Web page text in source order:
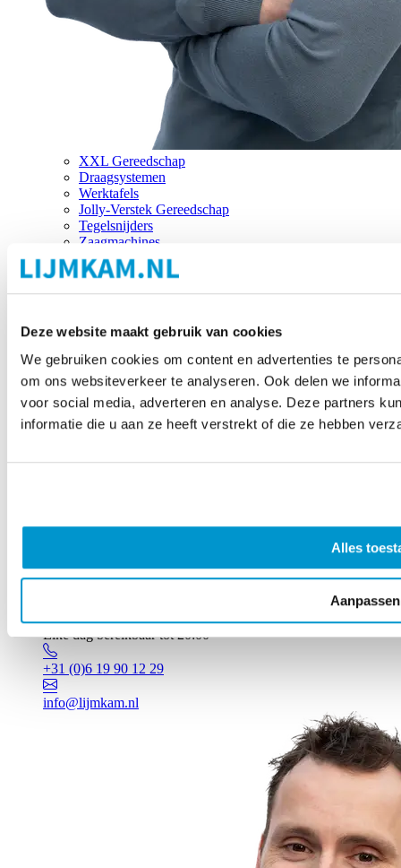
Deze website maakt gebruik van cookies
We gebruiken cookies om content en advertenties te
om ons websiteverkeer te analyseren. Ook delen we
voor social media, adverteren en analyse. Deze partners
informatie die u aan ze heeft verstrekt of die ze hebben
Alles
Aanpassen
XXL Gereedschap
Draagsystemen
Werktafels
Jolly-Verstek Gereedschap
Tegelsnijders
Zaagmachines
Merken
Elke dag bereikbaar tot 20:00
+31 (0)6 19 90 12 29
info@lijmkam.nl